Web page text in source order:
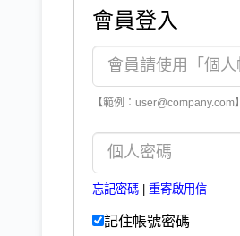
會員登入
【範例：user@company.com】
忘記密碼 重寄啟用信
記住帳號密碼